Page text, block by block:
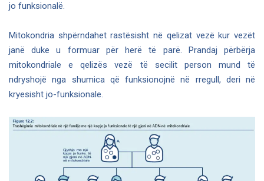
jo funksionalë.
Mitokondria shpërndahet rastësisht në qelizat vezë kur vezët
janë duke u formuar për herë të parë. Prandaj përbërja
mitokondriale e qelizës vezë të secilit person mund të
ndryshojë nga shumica që funksionojnë në rregull, deri në
kryesisht jo-funksionale.